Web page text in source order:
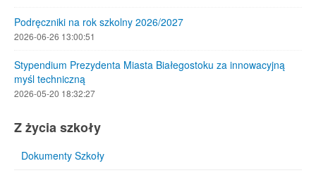
Podręczniki na rok szkolny 2026/2027
2026-06-26 13:00:51
Stypendium Prezydenta Miasta Białegostoku za innowacyjną
myśl techniczną
2026-05-20 18:32:27
Z życia szkoły
Dokumenty Szkoły